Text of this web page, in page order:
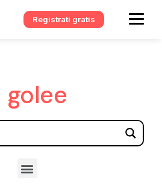
Registrati gratis
golee